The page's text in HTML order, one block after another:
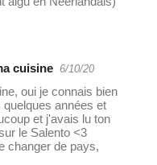
cuisine 6/10/20
oui je connais bien
quelques années et
et j'avais lu ton
le Salento <3
changer de pays,